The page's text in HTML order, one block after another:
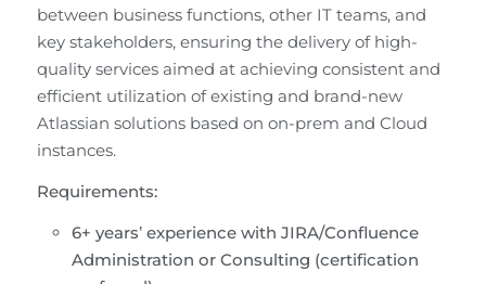
between business functions, other IT teams, and
key stakeholders, ensuring the delivery of high-
quality services aimed at achieving consistent and
efficient utilization of existing and brand-new
Atlassian solutions based on on-prem and Cloud
instances.
Requirements:
6+ years’ experience with JIRA/Confluence
Administration or Consulting (certification